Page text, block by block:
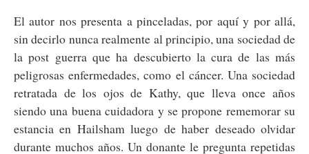
El autor nos presenta a pinceladas, por aquí y por allá,
sin decirlo nunca realmente al principio, una sociedad de
la post guerra que ha descubierto la cura de las más
peligrosas enfermedades, como el cáncer. Una sociedad
retratada de los ojos de Kathy, que lleva once años
siendo una buena cuidadora y se propone rememorar su
estancia en Hailsham luego de haber deseado olvidar
durante muchos años. Un donante le pregunta repetidas